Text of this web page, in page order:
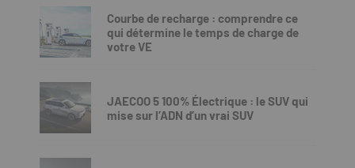
Courbe de recharge : comprendre ce
qui détermine le temps de charge de
votre VE
JAECOO 5 100% Électrique : le SUV qui
mise sur l’ADN d’un vrai SUV